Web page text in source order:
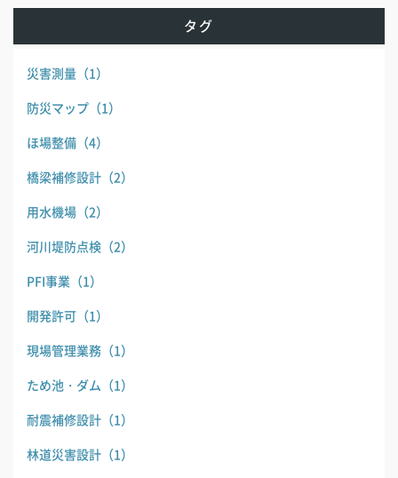
タグ
災害測量 （1）
防災マップ （1）
ほ場整備 （4）
橋梁補修設計 （2）
用水機場 （2）
河川堤防点検 （2）
PFI事業 （1）
開発許可 （1）
現場管理業務 （1）
ため池・ダム （1）
耐震補修設計 （1）
林道災害設計 （1）